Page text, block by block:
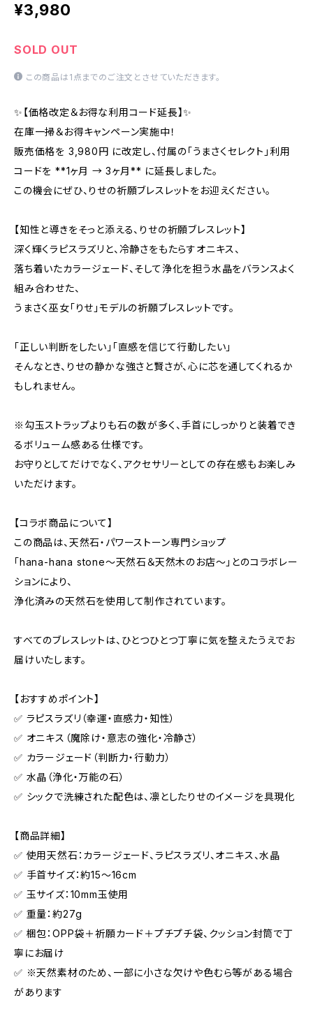
¥3,980
SOLD OUT
この商品は1点までのご注文とさせていただきます。
✨【価格改定＆お得な利用コード延長】✨
在庫一掃＆お得キャンペーン実施中！
販売価格を 3,980円 に改定し、付属の「うまさくセレクト」利用
コードを **1ヶ月 → 3ヶ月** に延長しました。
この機会にぜひ、りせの祈願ブレスレットをお迎えください。
【知性と導きをそっと添える、りせの祈願ブレスレット】
深く輝くラピスラズリと、冷静さをもたらすオニキス、
落ち着いたカラージェード、そして浄化を担う水晶をバランスよく
組み合わせた、
うまさく巫女「りせ」モデルの祈願ブレスレットです。
「正しい判断をしたい」「直感を信じて行動したい」
そんなとき、りせの静かな強さと賢さが、心に芯を通してくれるか
もしれません。
※勾玉ストラップよりも石の数が多く、手首にしっかりと装着でき
るボリューム感ある仕様です。
お守りとしてだけでなく、アクセサリーとしての存在感もお楽しみ
いただけます。
【コラボ商品について】
この商品は、天然石・パワーストーン専門ショップ
「hana-hana stone～天然石＆天然木のお店～」とのコラボレー
ションにより、
浄化済みの天然石を使用して制作されています。
すべてのブレスレットは、ひとつひとつ丁寧に気を整えたうえでお
届けいたします。
【おすすめポイント】
✅ ラピスラズリ（幸運・直感力・知性）
✅ オニキス（魔除け・意志の強化・冷静さ）
✅ カラージェード（判断力・行動力）
✅ 水晶（浄化・万能の石）
✅ シックで洗練された配色は、凛としたりせのイメージを具現化
【商品詳細】
✅ 使用天然石：カラージェード、ラピスラズリ、オニキス、水晶
✅ 手首サイズ：約15〜16cm
✅ 玉サイズ：10mm玉使用
✅ 重量：約27g
✅ 梱包：OPP袋＋祈願カード＋プチプチ袋、クッション封筒で丁
寧にお届け
✅ ※天然素材のため、一部に小さな欠けや色むら等がある場合
があります